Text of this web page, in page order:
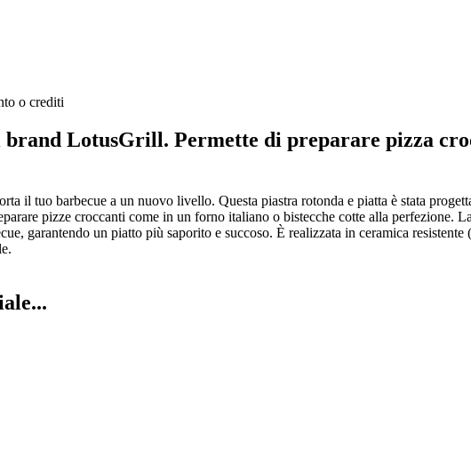
o crediti
LotusGrill. Permette di preparare pizza
il tuo barbecue a un nuovo livello. Questa piastra rotonda e piatta è stata
pizze croccanti come in un forno italiano o bistecche cotte alla perfezione.
garantendo un piatto più saporito e succoso. È realizzata in ceramica